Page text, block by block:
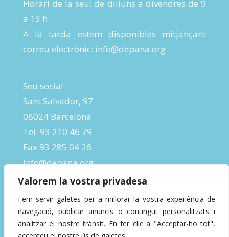
Valorem la vostra privadesa
Fem servir galetes per a millorar la vostra experiència de
navegació, publicar anuncis o contingut personalitzats i
analitzar el nostre trànsit. En fer clic a "Acceptar-ho tot",
Horari de la seu: de dilluns a divendres de 9
a 13 h.
A la tarda estem disponibles mitjançant
correu electrònic: info@depana.org.
Seu social
Sant Salvador, 97
08024 Barcelona
Tel. 93 210 46 79
Fax 93 285 04 26
info@depana.org